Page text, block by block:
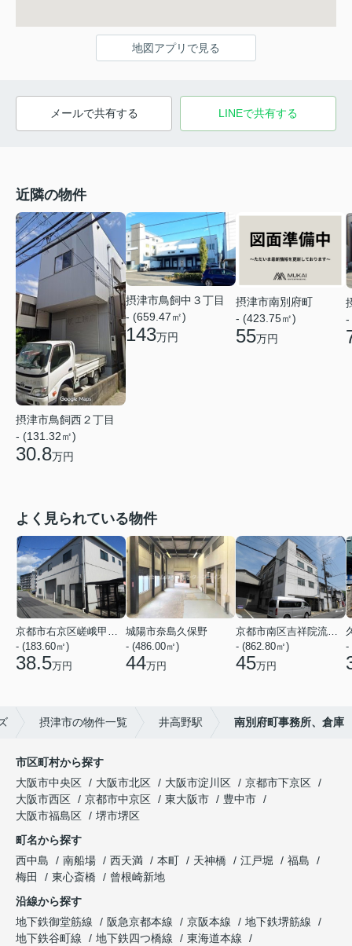
地図アプリで見る
メールで共有する LINEで共有する
近隣の物件
摂津市鳥飼西２丁目
- (131.32㎡)
30.8万円
摂津市鳥飼中３丁目
- (659.47㎡)
143万円
摂津市南別府町
- (423.75㎡)
55万円
-
よく見られている物件
京都市右京区嵯峨甲塚町
- (183.60㎡)
38.5万円
城陽市奈島久保野
- (486.00㎡)
44万円
京都市南区吉祥院流作町
- (862.80㎡)
45万円
-
摂津市の物件一覧 井高野駅 南別府町事務所、倉庫
市区町村から探す
大阪市中央区
大阪市北区 大阪市淀川区
京都市下京区
大阪市西区
京都市中京区 東大阪市
豊中市
大阪市福島区
堺市堺区
町名から探す
西中島
南船場 西天満 本町 天神橋 江戸堀
福島
梅田
東心斎橋
曾根崎新地
沿線から探す
地下鉄御堂筋線
阪急京都本線 京阪本線
地下鉄堺筋線
地下鉄谷町線
地下鉄四つ橋線
東海道本線